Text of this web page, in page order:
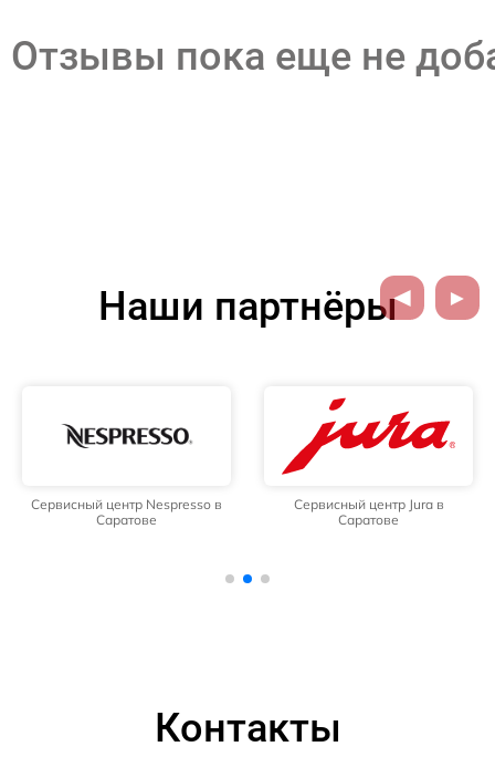
Отзывы пока еще не
Наши партнёры
Сервисный центр Nespresso в
Саратове
Сервисный центр Jura в
Саратове
Контакты